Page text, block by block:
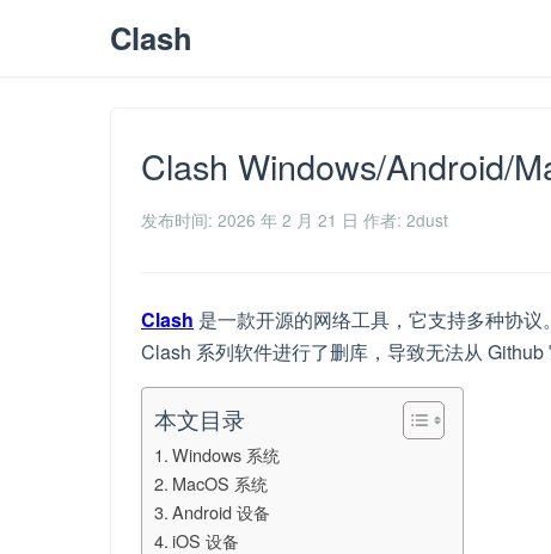
Clash
Clash Windows/Android/
发布时间: 2026 年 2 月 21 日 作者: 2dust
Clash 是一款开源的网络工具，它支持多种协
Clash 系列软件进行了删库，导致无法从 Github
本文目录
Windows 系统
MacOS 系统
Android 设备
iOS 设备